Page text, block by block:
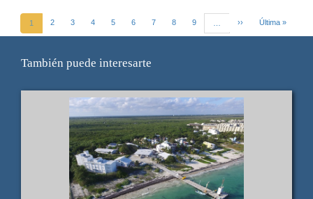
Pagination
Current
page
1 Page
2 Page
3 Page
4 Page
5 Page
6 Page
7 Page
8 Page
9
Next
››
Last
Última »
También puede interesarte